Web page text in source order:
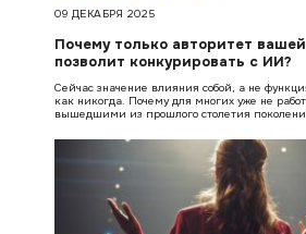
09 ДЕКАБРЯ 2025
Почему только авторитет
позволит конкурировать с ИИ?
Сейчас значение влияния собой, а не
как никогда. Почему для многих уже не
вышедшими из прошлого столетия